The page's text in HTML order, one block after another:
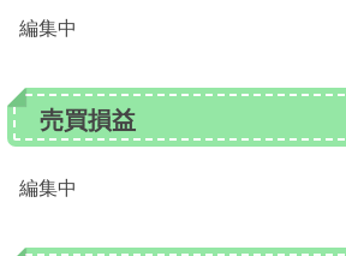
編集中
売買損益
編集中